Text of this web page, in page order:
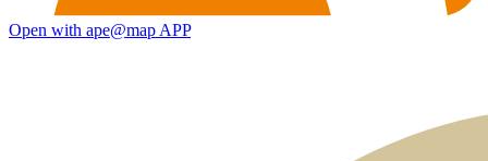
Open with ape@map APP